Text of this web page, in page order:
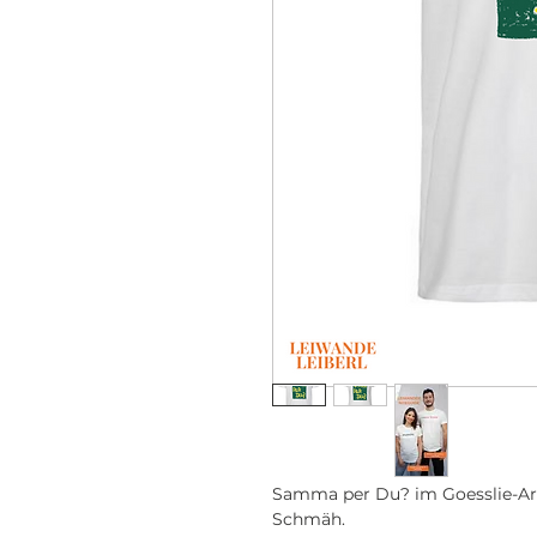
Samma per Du? im Goesslie-
Schmäh.